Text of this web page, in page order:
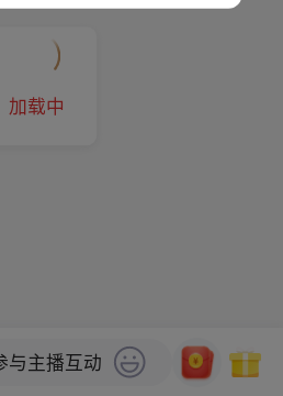
加载中
与主播互动